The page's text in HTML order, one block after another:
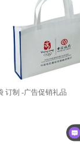
订制 -广告促销礼品